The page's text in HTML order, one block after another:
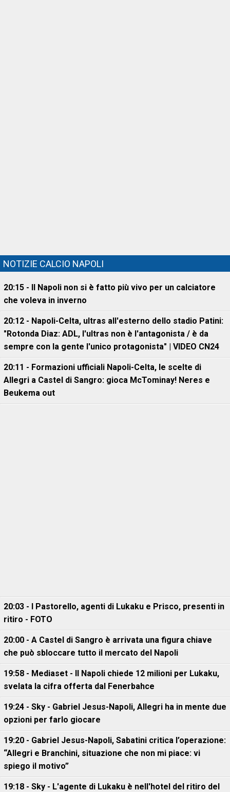
NOTIZIE CALCIO NAPOLI
20:15 - Il Napoli non si è fatto più vivo per un calciatore
che voleva in inverno
20:12 - Napoli-Celta, ultras all'esterno dello stadio Patini:
"Rotonda Diaz: ADL, l'ultras non è l'antagonista / è da
sempre con la gente l'unico protagonista" | VIDEO CN24
20:11 - Formazioni ufficiali Napoli-Celta, le scelte di
Allegri a Castel di Sangro: gioca McTominay! Neres e
Beukema out
20:03 - I Pastorello, agenti di Lukaku e Prisco, presenti in
ritiro - FOTO
20:00 - A Castel di Sangro è arrivata una figura chiave
che può sbloccare tutto il mercato del Napoli
19:58 - Mediaset - Il Napoli chiede 12 milioni per Lukaku,
svelata la cifra offerta dal Fenerbahce
19:24 - Sky - Gabriel Jesus-Napoli, Allegri ha in mente due
opzioni per farlo giocare
19:20 - Gabriel Jesus-Napoli, Sabatini critica l’operazione:
“Allegri e Branchini, situazione che non mi piace: vi
spiego il motivo”
19:18 - Sky - L'agente di Lukaku è nell'hotel del ritiro del